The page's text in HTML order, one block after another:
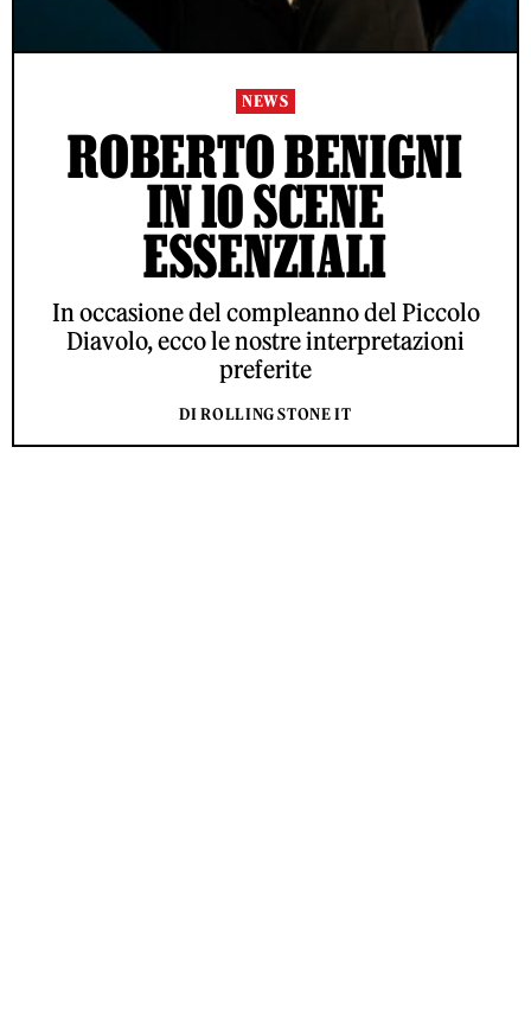
NEWS
ROBERTO BENIGNI
IN 10 SCENE
ESSENZIALI
In occasione del compleanno del Piccolo
Diavolo, ecco le nostre interpretazioni
preferite
DI ROLLING STONE IT